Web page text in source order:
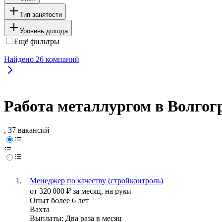
Тип занятости
Уровень дохода
Ещё фильтры
Найдено 26 компаний
Работа металлургом в
, 37 вакансий
Менеджер по качеству (стройконтроль)
от 320 000 ₽ за месяц, на руки
Опыт более 6 лет
Вахта
Выплаты: Два раза в месяц